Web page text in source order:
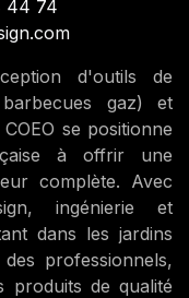
44 74
d'outils de
gaz) et
se positionne
à offrir une
complète. Avec
ingénierie et
dans les jardins
professionnels,
produits de qualité